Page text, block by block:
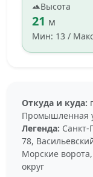
Высота
21 м
Мин: 13 /
Откуда и куда:
Промышленная
Легенда: Санкт-
78,
Морские
округ